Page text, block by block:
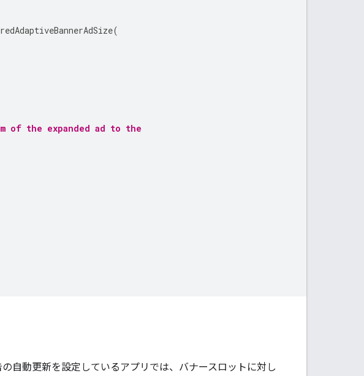
(
of the expanded ad to the
自動更新を設定しているアプリでは、バナースロットに対し